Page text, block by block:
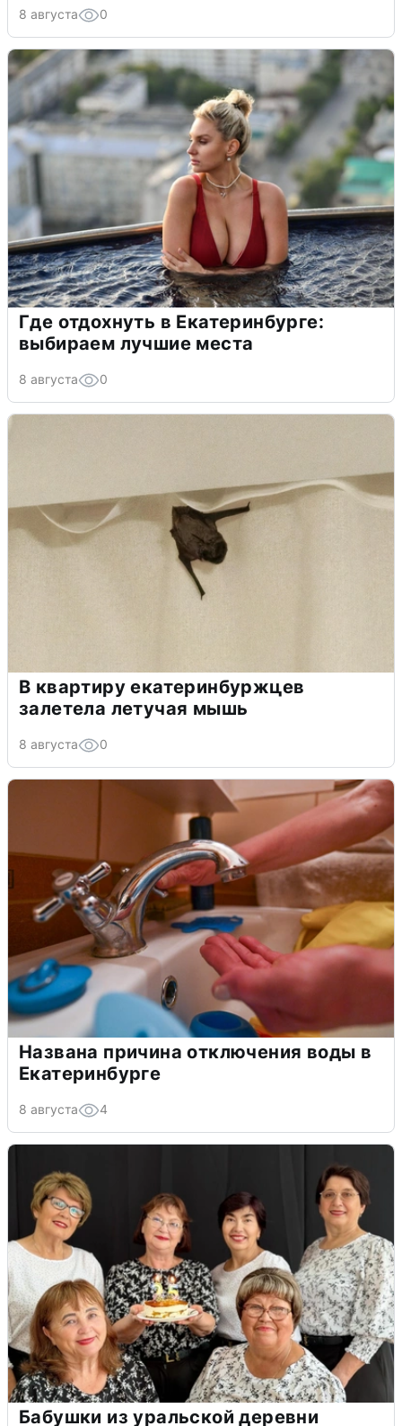
8 августа 0
Где отдохнуть в Екатеринбурге:
выбираем лучшие места
8 августа 0
В квартиру екатеринбуржцев
залетела летучая мышь
8 августа 0
Названа причина отключения воды в
Екатеринбурге
8 августа 4
Бабушки из уральской деревни